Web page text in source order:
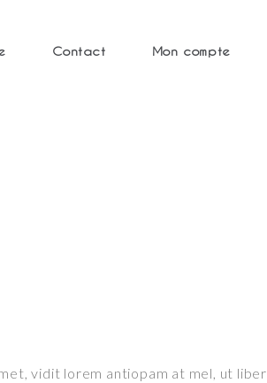
Contact Mon compte
vidit lorem antiopam at mel, ut liber